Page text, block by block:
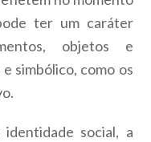
ter um caráter
objetos e
simbólico, como os
social, a